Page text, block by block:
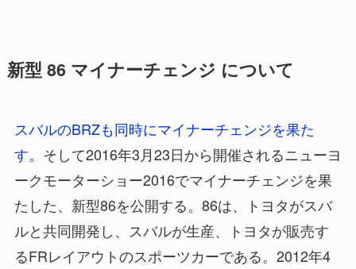
新型 86 マイナーチェンジ について
スバルのBRZも同時にマイナーチェンジを果た
す。 そして2016年3月23日から開催されるニューヨ
ークモーターショー2016でマイナーチェンジを果
たした、新型86を公開する。86は、トヨタがスバ
ルと共同開発し、スバルが生産、トヨタが販売す
るFRレイアウトのスポーツカーである。2012年4